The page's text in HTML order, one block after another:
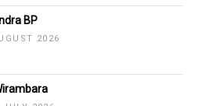
BP
2026